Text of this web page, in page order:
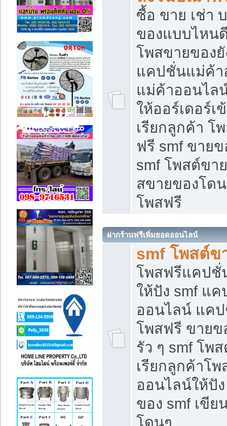
ซื้อ ขาย เช่า
ของแบบไหน
โพสขายของยั
แคปชั่นแม่ค้
แม่ค้าออนไล
ให้ออร์เดอร์เ
เรียกลูกค้า โ
ฟรี smf ขาย
smf โพสต์ขา
สขายของโด
โพสฟรี
ฝากร้านฟรีเพิ่มยอดออนไลน์
smf โพสต์ข
โพสฟรีแคปชั่
ให้ปัง smf แ
ออนไลน์ แค
โพสฟรี ขายข
รัว ๆ smf โพ
เรียกลูกค้าโ
ออนไลน์ให้ปั
ของ smf เขี
โดนๆ